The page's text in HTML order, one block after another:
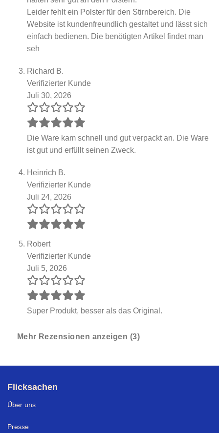
Leider fehlt ein Polster für den Stirnbereich. Die
Website ist kundenfreundlich gestaltet und lässt sich
einfach bedienen. Die benötigten Artikel findet man
seh
Richard B.
Verifizierter Kunde
Juli 30, 2026
Die Ware kam schnell und gut verpackt an. Die Ware
ist gut und erfüllt seinen Zweck.
Heinrich B.
Verifizierter Kunde
Juli 24, 2026
Robert
Verifizierter Kunde
Juli 5, 2026
Super Produkt, besser als das Original.
Mehr Rezensionen anzeigen (3)
Flicksachen
Über uns
Presse